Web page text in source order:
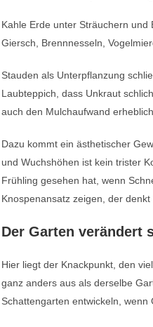
Kahle Erde unter Sträuchern und
Giersch, Brennnesseln,
Stauden als Unterpflanzung
Laubteppich, dass Unkraut
auch den Mulchaufwand
Dazu kommt ein ästhetischer
und Wuchshöhen ist kein trister
Frühling gesehen hat, wenn
Knospenansatz zeigen, der
Der Garten verändert
Hier liegt der Knackpunkt, den
ganz anders aus als derselbe
Schattengarten entwickeln, wenn